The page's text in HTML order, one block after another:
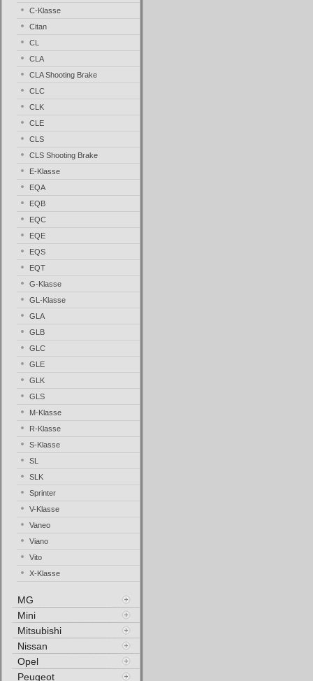
C-Klasse
Citan
CL
CLA
CLA Shooting Brake
CLC
CLK
CLE
CLS
CLS Shooting Brake
E-Klasse
EQA
EQB
EQC
EQE
EQS
EQT
G-Klasse
GL-Klasse
GLA
GLB
GLC
GLE
GLK
GLS
M-Klasse
R-Klasse
S-Klasse
SL
SLK
Sprinter
V-Klasse
Vaneo
Viano
Vito
X-Klasse
MG
Mini
Mitsubishi
Nissan
Opel
Peugeot